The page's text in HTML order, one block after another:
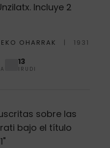
Incluye 2
OHARRAK 1931
13
IRUDI
sobre las
bajo el título